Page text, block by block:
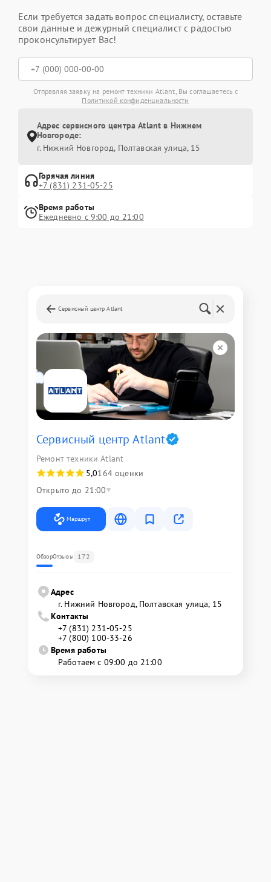
Если требуется задать вопрос специалисту, оставьте
свои данные и дежурный специалист с радостью
проконсультирует Вас!
Отправляя заявку на ремонт техники Atlant, Вы соглашаетесь с
Политикой конфиденциальности
Адрес сервисного центра Atlant в Нижнем
Новгороде:
г. Нижний Новгород, Полтавская улица, 15
Горячая линия
+7 (831) 231-05-25
Время работы
Ежедневно с 9:00 до 21:00
Сервисный центр Atlant
Сервисный центр Atlant
Ремонт техники Atlant
5,0164 оценки
Открыто до 21:00
Маршрут
ОбзорОтзывы 172
Адрес
г. Нижний Новгород, Полтавская улица, 15
Контакты
+7 (831) 231-05-25
+7 (800) 100-33-26
Время работы
Работаем с 09:00 до 21:00